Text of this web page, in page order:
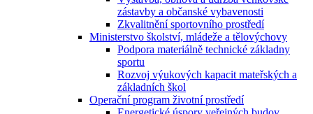
zástavby a občanské vybavenosti
Zkvalitnění sportovního prostředí
Ministerstvo školství, mládeže a tělovýchovy
Podpora materiálně technické základny
sportu
Rozvoj výukových kapacit mateřských a
základních škol
Operační program životní prostředí